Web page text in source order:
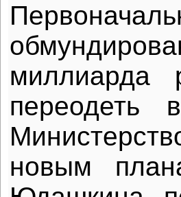
миллиарда
переодеть
новым